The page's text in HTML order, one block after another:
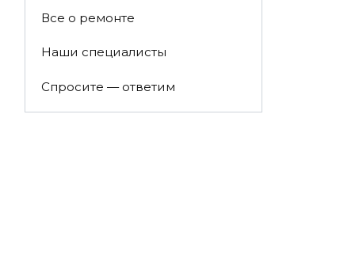
Все о ремонте
Наши специалисты
Спросите — ответим